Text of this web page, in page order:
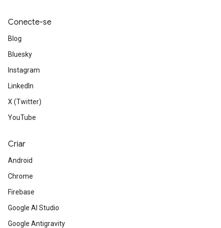
Conecte-se
Blog
Bluesky
Instagram
LinkedIn
X (Twitter)
YouTube
Criar
Android
Chrome
Firebase
Google AI Studio
Google Antigravity